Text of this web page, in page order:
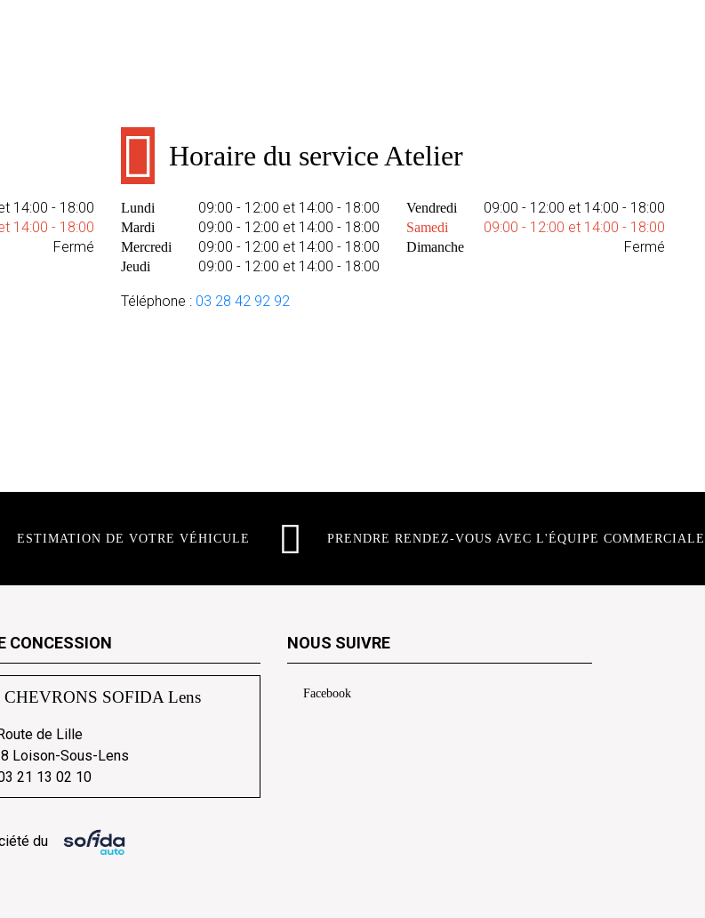
14:00 - 18:00
14:00 - 18:00
Fermé
Horaire du service Atelier
Lundi 09:00 - 12:00 et 14:00 - 18:00
Mardi 09:00 - 12:00 et 14:00 - 18:00
Mercredi 09:00 - 12:00 et 14:00 - 18:00
Jeudi 09:00 - 12:00 et 14:00 - 18:00
Vendredi 09:00 - 12:00 et 14:00 - 18:00
Samedi 09:00 - 12:00 et 14:00 - 18:00
Dimanche Fermé
Téléphone : 03 28 42 92 92
ESTIMATION DE VOTRE VÉHICULE PRENDRE RENDEZ-VOUS AVEC L'ÉQUIPE COMMERCIALE
CONCESSION
CHEVRONS SOFIDA Lens
de Lille
Loison-Sous-Lens
21 13 02 10
du
NOUS SUIVRE
Facebook